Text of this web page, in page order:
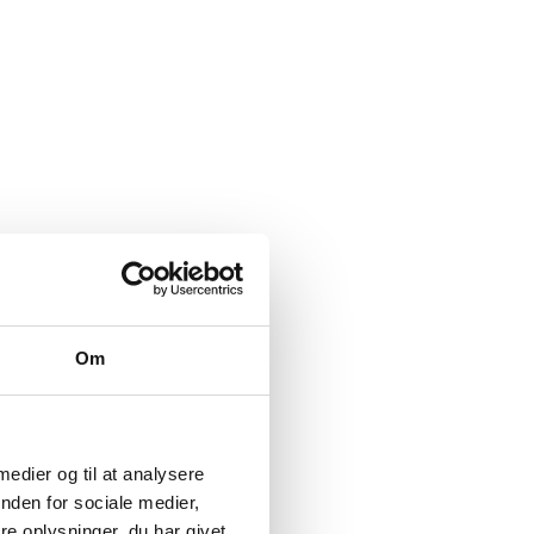
Om
og til at analysere
for sociale medier,